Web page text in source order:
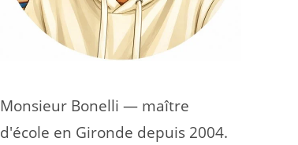
Monsieur Bonelli — maître
d'école en Gironde depuis 2004.